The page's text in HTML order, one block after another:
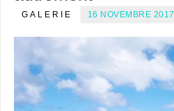
GALERIE 16 NOVEMBRE 2017